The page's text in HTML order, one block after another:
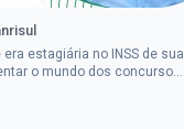
estagiária no INSS de sua
o mundo dos concursos